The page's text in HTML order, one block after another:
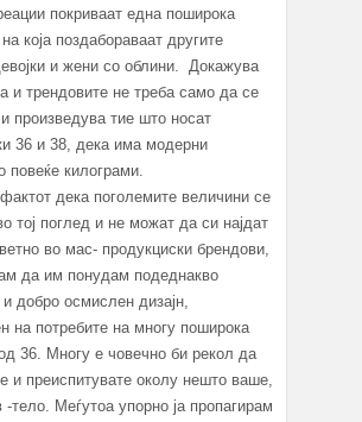
покриваат една поширока
која поздабораваат другите
и жени со облини. Докажува
и трендовите не треба само да се
произведува тие што носат
36 и 38, дека има модерни
повеќе килограми.
дека поголемите величини се
тој поглед и не можат да си најдат
во мас- продукциски брендови,
да им понудам подеднакво
и добро осмислен дизајн,
на потребите на многу поширока
36. Многу е човечно би рекол да
и преиспитувате околу нешто ваше,
-тело. Меѓутоа упорно ја пропагирам